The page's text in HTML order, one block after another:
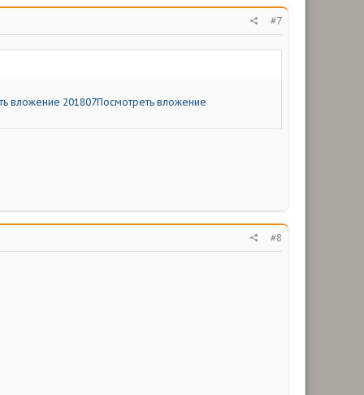
#7
вложение 201807Посмотреть вложение
#8